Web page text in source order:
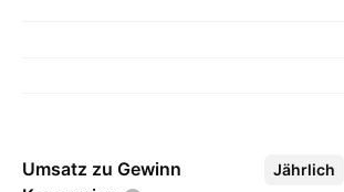
Umsatz zu Gewinn
Jährlich
Mehr